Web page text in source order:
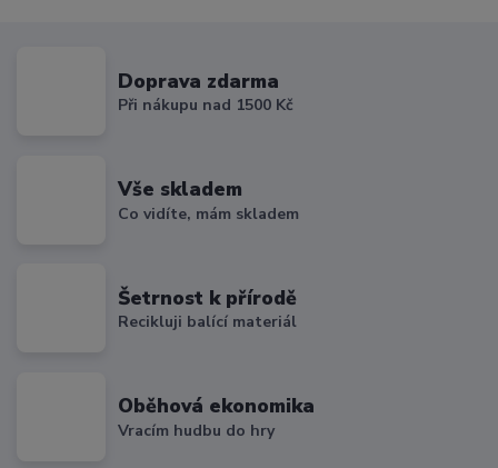
Doprava zdarma
Při nákupu nad 1500 Kč
Vše skladem
Co vidíte, mám skladem
Šetrnost k přírodě
Recikluji balící materiál
Oběhová ekonomika
Vracím hudbu do hry